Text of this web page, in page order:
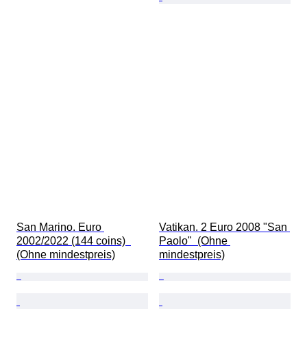
San Marino. Euro
2002/2022 (144 coins)
(Ohne mindestpreis)
Vatikan. 2 Euro 2008 "San
Paolo"  (Ohne
mindestpreis)